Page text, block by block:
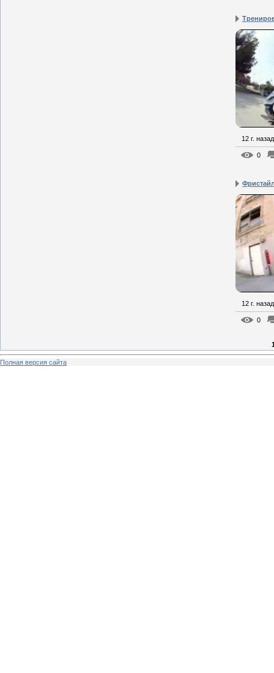
12 г. назад
0
12 г. назад
0
Полная версия сайта